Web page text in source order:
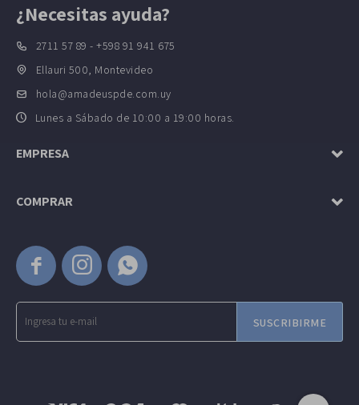
  
SUSCRIBIRME
¿Necesitas ayuda?
2711 57 89 - +598 91 941 675
Ellauri 500, Montevideo
hola@amadeuspde.com.uy
Lunes a Sábado de 10:00 a 19:00 horas.
EMPRESA
COMPRAR